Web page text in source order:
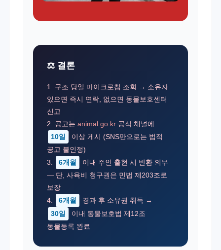
⚖️ 결론
1. 구조 당일 마이크로칩 조회 → 소유자
있으면 즉시 연락, 없으면 동물보호센터
신고
2. 공고는 animal.go.kr공식 채널에
10일
이상 게시 (SNS만으로는 법적
공고 불인정)
3.
6개월
이내 주인 출현 시 반환 의무
— 단, 사육비 청구권은 민법 제203조로
보장
4.
6개월
경과 후 소유권 취득 →
30일
이내 동물보호법 제12조
동물등록 완료